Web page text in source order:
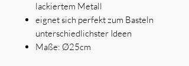
lackiertem Metall
eignet sich perfekt zum Basteln
unterschiedlichster Ideen
Maße: Ø25cm